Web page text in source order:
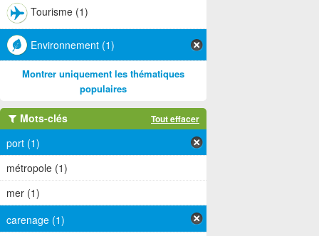
Tourisme (1)
Environnement (1)
Montrer uniquement les thématiques
populaires
Mots-clés Tout effacer
port (1)
métropole (1)
mer (1)
carenage (1)